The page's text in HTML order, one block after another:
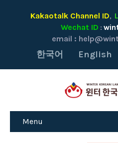
Kakaotalk Channel ID,
Wechat ID :
email :
한국어 English
Menu